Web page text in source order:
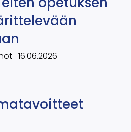
16.06.2026